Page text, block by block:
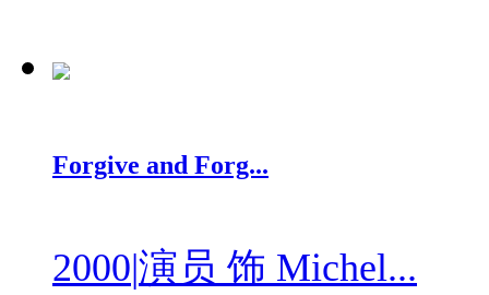
Forgive and Forg...
2000|演员 饰 Michel...